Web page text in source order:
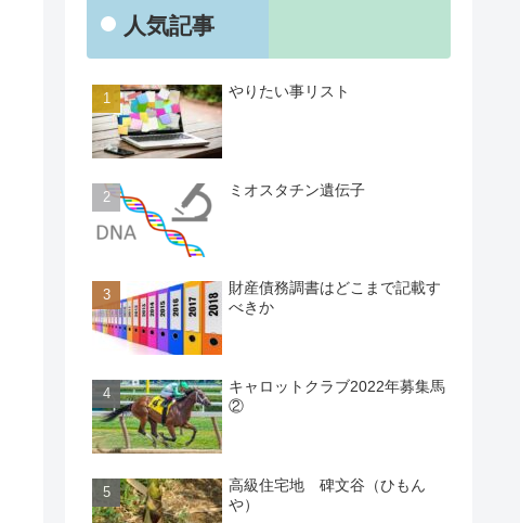
人気記事
やりたい事リスト
ミオスタチン遺伝子
財産債務調書はどこまで記載す
べきか
キャロットクラブ2022年募集馬
②
高級住宅地 碑文谷（ひもん
や）